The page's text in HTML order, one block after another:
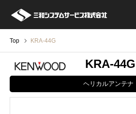
Top KRA-44G
KRA-44G
ヘリカルアンテナ